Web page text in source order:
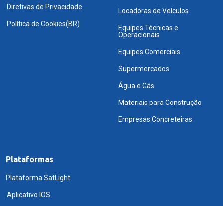
Diretivas de Privacidade
Política de Cookies(BR)
Locadoras de Veículos
Equipes Técnicas e
Operacionais
Equipes Comerciais
Supermercados
Água e Gás
Materiais para Construção
Empresas Concreteiras
Plataformas
Plataforma SatLight
Aplicativo IOS